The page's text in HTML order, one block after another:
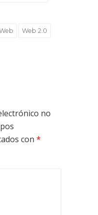
Web 2.0
no
con *